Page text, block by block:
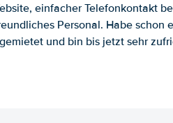
einfacher Telefonkontakt
Personal. Habe schon
und bin bis jetzt sehr